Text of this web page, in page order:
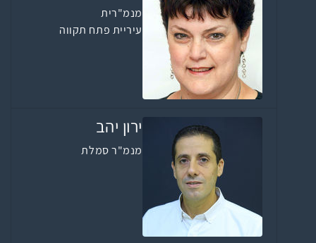
מנמ"רית
עיריית פתח תקווה
ירון יהב
מנמ"ר סמלת